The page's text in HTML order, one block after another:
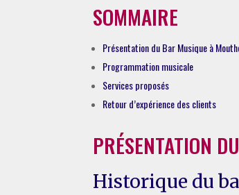
SOMMAIRE
Présentation du Bar Musique à
Programmation musicale
Services proposés
Retour d’expérience des clients
PRÉSENTATION
Historique du